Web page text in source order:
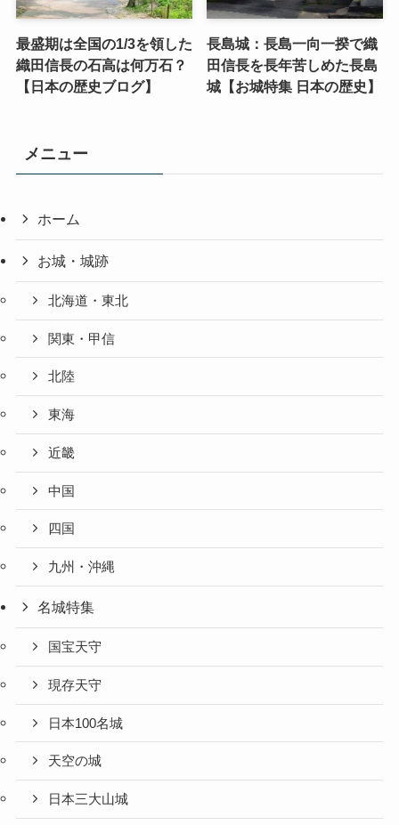
最盛期は全国の1/3を領した
織田信長の石高は何万石？
【日本の歴史ブログ】
長島城：長島一向一揆で織
田信長を長年苦しめた長島
城【お城特集 日本の歴史】
メニュー
ホーム
お城・城跡
北海道・東北
関東・甲信
北陸
東海
近畿
中国
四国
九州・沖縄
名城特集
国宝天守
現存天守
日本100名城
天空の城
日本三大山城